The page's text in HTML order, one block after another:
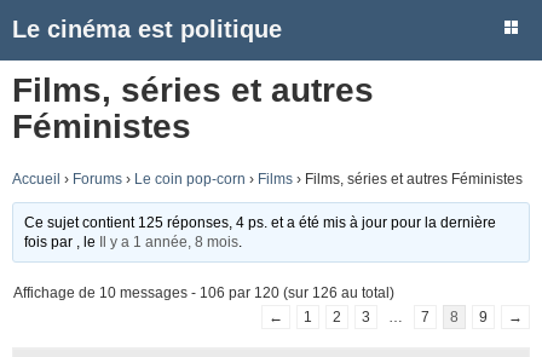
Le cinéma est politique
Films, séries et autres
Féministes
Accueil › Forums › Le coin pop-corn › Films › Films, séries et autres Féministes
Ce sujet contient 125 réponses, 4 ps. et a été mis à jour pour la dernière
fois par
, le Il y a 1 année, 8 mois
Affichage de 10 messages - 106 par 120 (sur 126 au total)
←
1 2 3 7 8 9 →